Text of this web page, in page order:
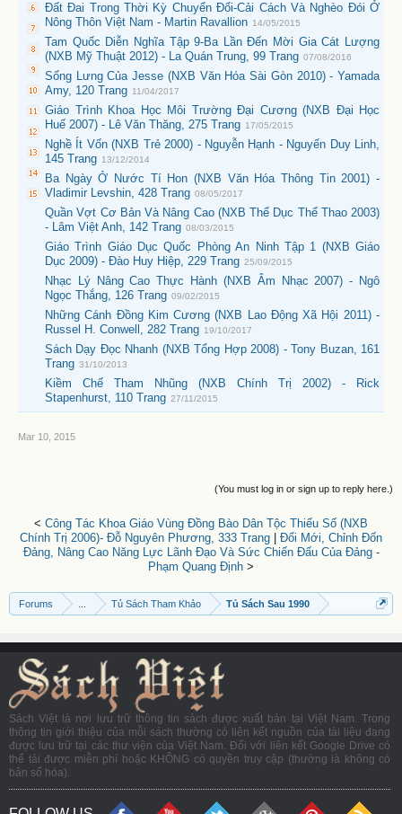
Đất Đai Trong Thời Kỳ Chuyển Đổi-Cải Cách Và Nghèo Đói Ở
Nông Thôn Việt Nam - Martin Ravallion 14/05/2015
Tam Quốc Diễn Nghĩa Tập 9-Ba Lần Đến Mời Gia Cát Lượng
(NXB Mỹ Thuật 2012) - La Quán Trung, 99 Trang 07/08/2016
Sống Lưng Của Jesse (NXB Văn Hóa Sài Gòn 2010) - Yamada
Amy, 120 Trang 11/04/2017
Giáo Trình Khoa Học Môi Trường Đại Cương (NXB Đại Học
Huế 2007) - Lê Văn Thăng, 275 Trang 17/05/2015
Nghề Ít Vốn (NXB Trẻ 2000) - Nguyễn Hạnh - Nguyến Duy Linh,
145 Trang 13/12/2014
Ba Ngày Ở Nước Tí Hon (NXB Văn Hóa Thông Tin 2001) -
Vladimir Levshin, 428 Trang 08/05/2017
Quần Vợt Cơ Bản Và Nâng Cao (NXB Thể Dục Thể Thao 2003)
- Lâm Việt Anh, 142 Trang 08/03/2015
Giáo Trình Giáo Dục Quốc Phòng An Ninh Tập 1 (NXB Giáo
Dục 2009) - Đào Huy Hiệp, 229 Trang 25/09/2015
Nhạc Lý Nâng Cao Thực Hành (NXB Âm Nhạc 2007) - Ngô
Ngọc Thắng, 126 Trang 09/02/2015
Những Cánh Đồng Kim Cương (NXB Lao Động Xã Hội 2011) -
Russel H. Conwell, 282 Trang 19/10/2017
Sách Dạy Đọc Nhanh (NXB Tổng Hợp 2008) - Tony Buzan, 161
Trang 31/10/2013
Kiềm Chế Tham Nhũng (NXB Chính Trị 2002) - Rick
Stapenhurst, 110 Trang 27/11/2015
Mar 10, 2015
(You must log in or sign up to reply here.)
< Công Tác Khoa Giáo Vùng Đồng Bào Dân Tộc Thiểu Số (NXB
Chính Trị 2006)- Đỗ Nguyên Phương, 333 Trang
Đổi Mới, Chỉnh Đốn
Đảng, Nâng Cao Năng Lực Lãnh Đạo Và Sức Chiến Đấu Của Đảng -
Phạm Quang Định >
Forums Tủ Sách Tham Khảo Tủ Sách Sau 1990
Sách Việt là nơi lưu trữ thông tin sách được xuất bản tại Việt Nam. Trong
thông tin giới thiệu của mỗi sách thường có liên kết nguồn của tài liệu đang
được lưu trữ tại các thư viện của Việt Nam. Đối với liên kết Google Drive có
thể tải được miễn phí hoặc KHÔNG có quyền truy cập (thường là không có
bản số hóa).